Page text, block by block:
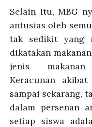
Selain itu, MBG
antusias oleh
tak sedikit yang
dikatakan
jenis
Keracunan
sampai sekarang,
dalam persenan
setiap siswa